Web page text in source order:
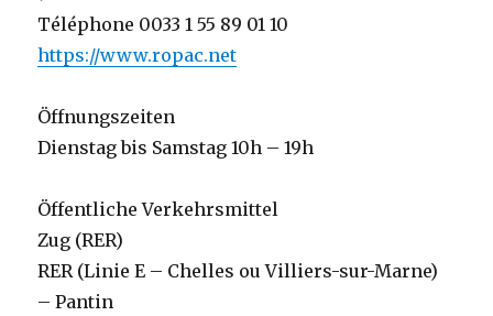
Téléphone 0033 1 55 89 01 10
https://www.ropac.net
Öffnungszeiten
Dienstag bis Samstag 10h – 19h
Öffentliche Verkehrsmittel
Zug (RER)
RER (Linie E – Chelles ou Villiers-sur-Marne)
– Pantin